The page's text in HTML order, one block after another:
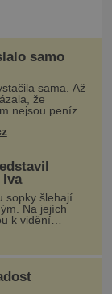
samo
sama. Až
že
nejsou peníze
ruku.
lva
sopky šlehají
Na jejích
k vidění
tu i veverky.
o sicilskou
Staromě